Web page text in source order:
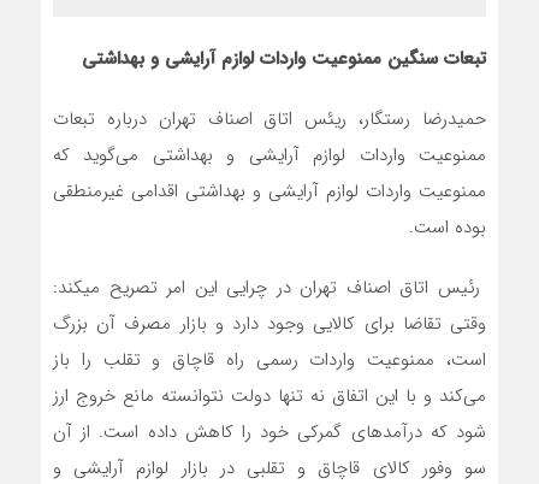
تبعات سنگین ممنوعیت واردات لوازم آرایشی و بهداشتی
حمیدرضا رستگار، ریئس اتاق اصناف تهران درباره تبعات
ممنوعیت واردات لوازم آرایشی و بهداشتی می‌گوید که
ممنوعیت واردات لوازم آرایشی و بهداشتی اقدامی غیرمنطقی
بوده است.
رئیس اتاق اصناف تهران در چرایی این امر تصریح می‎کند:
وقتی تقاضا برای کالایی وجود دارد و بازار مصرف آن بزرگ
است، ممنوعیت واردات رسمی راه قاچاق و تقلب را باز
می‌کند و با این اتفاق نه تنها دولت نتوانسته مانع خروج ارز
شود که درآمدهای گمرکی خود را کاهش داده است. از آن
سو وفور کالای قاچاق و تقلبی در بازار لوازم آرایشی و